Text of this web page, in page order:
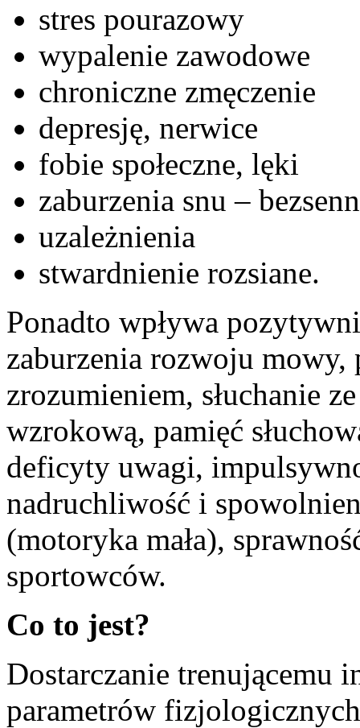
stres pourazowy
wypalenie zawodowe
chroniczne zmęczenie
depresję, nerwice
fobie społeczne, lęki
zaburzenia snu –
uzależnienia
stwardnienie rozsiane.
Ponadto wpływa
zaburzenia rozwoju mowy,
zrozumieniem, słuchanie
wzrokową, pamięć
deficyty uwagi,
nadruchliwość i
(motoryka mała),
sportowców.
Co to jest?
Dostarczanie trenującemu
parametrów